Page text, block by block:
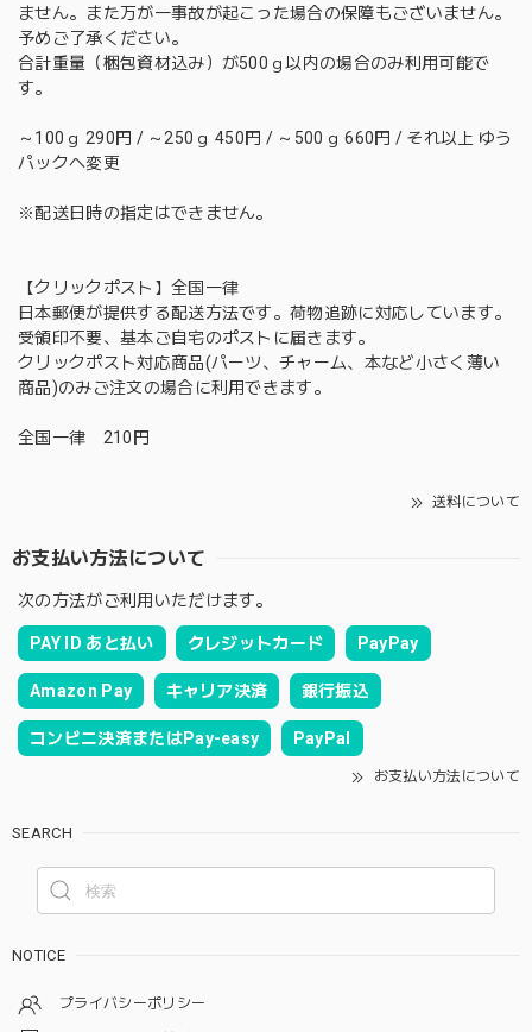
ません。また万が一事故が起こった場合の保障もございません。
予めご了承ください。
合計重量（梱包資材込み）が500ｇ以内の場合のみ利用可能で
す。
～100ｇ 290円 / ～250ｇ 450円 / ～500ｇ 660円 / それ以上 ゆう
パックへ変更
※配送日時の指定はできません。
【クリックポスト】全国一律
日本郵便が提供する配送方法です。荷物追跡に対応しています。
受領印不要、基本ご自宅のポストに届きます。
クリックポスト対応商品(パーツ、チャーム、本など小さく薄い
商品)のみご注文の場合に利用できます。
全国一律 210円
送料について
お支払い方法について
次の方法がご利用いただけます。
PAY ID あと払い クレジットカード PayPay
Amazon Pay キャリア決済 銀行振込
コンビニ決済またはPay-easy PayPal
お支払い方法について
SEARCH
NOTICE
プライバシーポリシー